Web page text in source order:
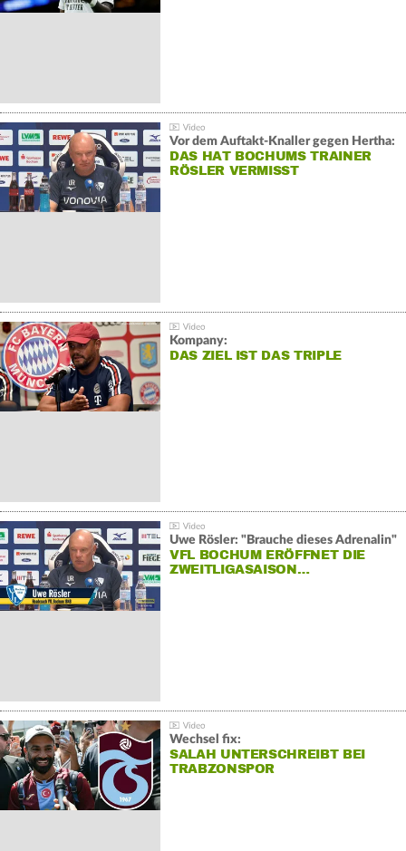
Vor dem Auftakt-Knaller gegen Hertha:
DAS HAT BOCHUMS TRAINER
RÖSLER VERMISST
Kompany:
DAS ZIEL IST DAS TRIPLE
Uwe Rösler: "Brauche dieses Adrenalin"
VFL BOCHUM ERÖFFNET DIE
ZWEITLIGASAISON…
Wechsel fix:
SALAH UNTERSCHREIBT BEI
TRABZONSPOR